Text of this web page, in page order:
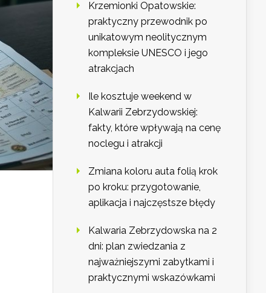
Krzemionki Opatowskie:
praktyczny przewodnik po
unikatowym neolitycznym
kompleksie UNESCO i jego
atrakcjach
Ile kosztuje weekend w
Kalwarii Zebrzydowskiej:
fakty, które wpływają na cenę
noclegu i atrakcji
Zmiana koloru auta folią krok
po kroku: przygotowanie,
aplikacja i najczęstsze błędy
Kalwaria Zebrzydowska na 2
dni: plan zwiedzania z
najważniejszymi zabytkami i
praktycznymi wskazówkami